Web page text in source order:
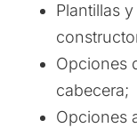
Plantillas
Opciones
cabecera;
Opciones